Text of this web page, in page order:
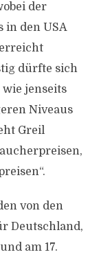
der
in den USA
dürfte sich
jenseits
Niveaus
Greil
von den
Deutschland,
am 17.